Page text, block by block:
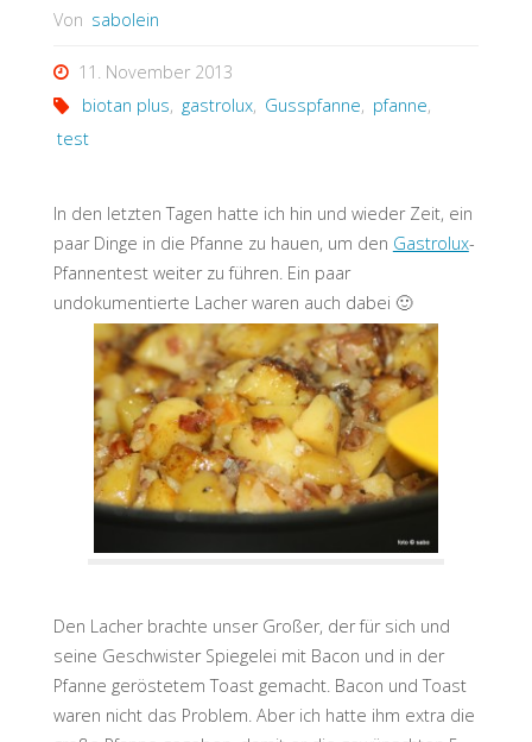
Von sabolein
11. November 2013
biotan plus, gastrolux, Gusspfanne, pfanne,
test
In den letzten Tagen hatte ich hin und wieder Zeit, ein
paar Dinge in die Pfanne zu hauen, um den Gastrolux-
Pfannentest weiter zu führen. Ein paar
undokumentierte Lacher waren auch dabei 🙂
Den Lacher brachte unser Großer, der für sich und
seine Geschwister Spiegelei mit Bacon und in der
Pfanne geröstetem Toast gemacht. Bacon und Toast
waren nicht das Problem. Aber ich hatte ihm extra die